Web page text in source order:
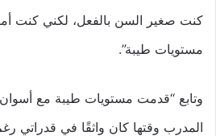
كنت صغير السن بالفعل، لكني كنت
مستويات طيبة”.
وتابع “قدمت مستويات طيبة مع
المدرب وقتها كان واثقًا في قدراتي